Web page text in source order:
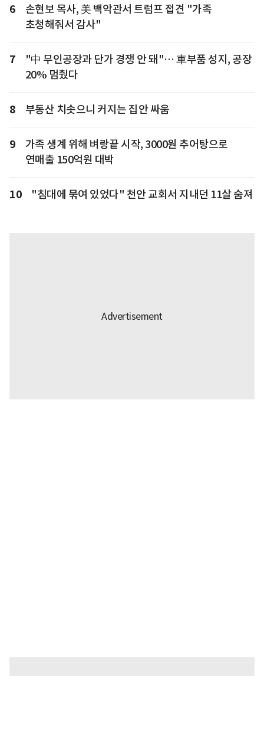
6
손현보 목사, 美 백악관서 트럼프 접견 "가족
초청해줘서 감사"
7
"中 무인공장과 단가 경쟁 안 돼"… 車부품 성지, 공장
20% 멈췄다
8 부동산 치솟으니 커지는 집안 싸움
9
가족 생계 위해 벼랑끝 시작, 3000원 추어탕으로
연매출 150억원 대박
10 "침대에 묶여 있었다" 천안 교회서 지내던 11살 숨져